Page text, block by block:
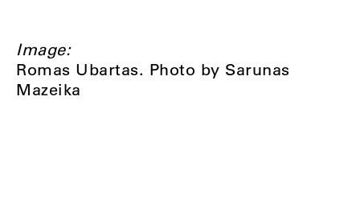
Image:
Romas Ubartas. Photo by Sarunas
Mazeika